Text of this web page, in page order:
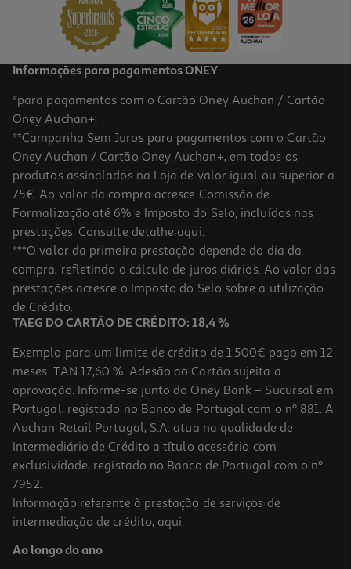
Informações para pagamentos ONEY
*para pagamentos com o Cartão Oney Auchan / Cartão
Oney Auchan+.
**Campanha Sem Juros para pagamentos com o Cartão
Oney Auchan / Cartão Oney Auchan+, em todos os
produtos assinalados na Loja de valor igual ou superior a
75€. Ao valor da compra acresce Comissão de
Formalização até 6% e Imposto do Selo, incluídos nas
prestações. Consulte detalhe aqui.
***O valor da primeira prestação depende do dia da
compra, refletindo o cálculo de juros diários. Ao valor das
prestações acresce o Imposto do Selo sobre a utilização
de Crédito.
TAEG DO CARTÃO DE CRÉDITO: 18,4 %
Exemplo para um limite de crédito de 1.500€ pago em 12
meses. TAN 17,60 %. Adesão ao Cartão sujeita a
aprovação. Informe-se junto do Oney Bank – Sucursal em
Portugal, registado no Banco de Portugal com o nº 881. A
Auchan Retail Portugal, S.A. atua na qualidade de
Intermediário de Crédito a título acessório com
exclusividade, registado no Banco de Portugal com o nº
7952.
Informação referente à prestação de serviços de
intermediação de crédito, aqui.
Ao longo do ano